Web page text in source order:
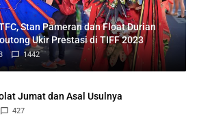
Stan Pameran dan Float Durian
Ukir Prestasi di TIFF 2023
1442
Jumat dan Asal Usulnya
427